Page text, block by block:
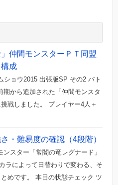
」仲間モンスターＰＴ同盟
成
ショウ2015 出張版SP その2 バト
から追加された「仲間モンスタ
戦しました。 プレイヤー4人＋
・難易度の確認（4段階）
スター「常闇の竜レグナード」
ラによって日替わりで変わる、そ
めです。 本日の状態チェック ツ